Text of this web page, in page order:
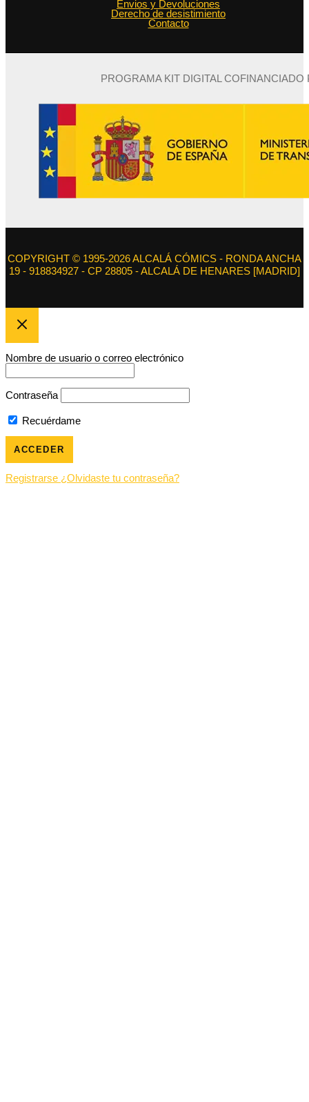
Envios y Devoluciones
Derecho de desistimiento
Contacto
PROGRAMA KIT DIGITAL
COPYRIGHT © 1995-2026 ALCALÁ CÓMICS - RONDA ANCHA
19 - 918834927 - CP 28805 - ALCALÁ DE HENARES [MADRID]
Nombre de usuario o correo electrónico
Contraseña
Recuérdame
Registrarse ¿Olvidaste tu contraseña?